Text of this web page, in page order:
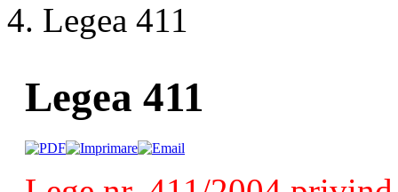
Legea 411
Legea 411